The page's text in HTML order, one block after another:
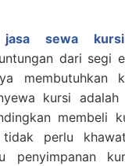
jasa sewa
dari segi
membutuhkan
kursi
membeli
perlu
penyimpanan